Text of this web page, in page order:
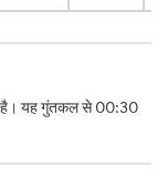
है। यह गुंतकल से 00:30